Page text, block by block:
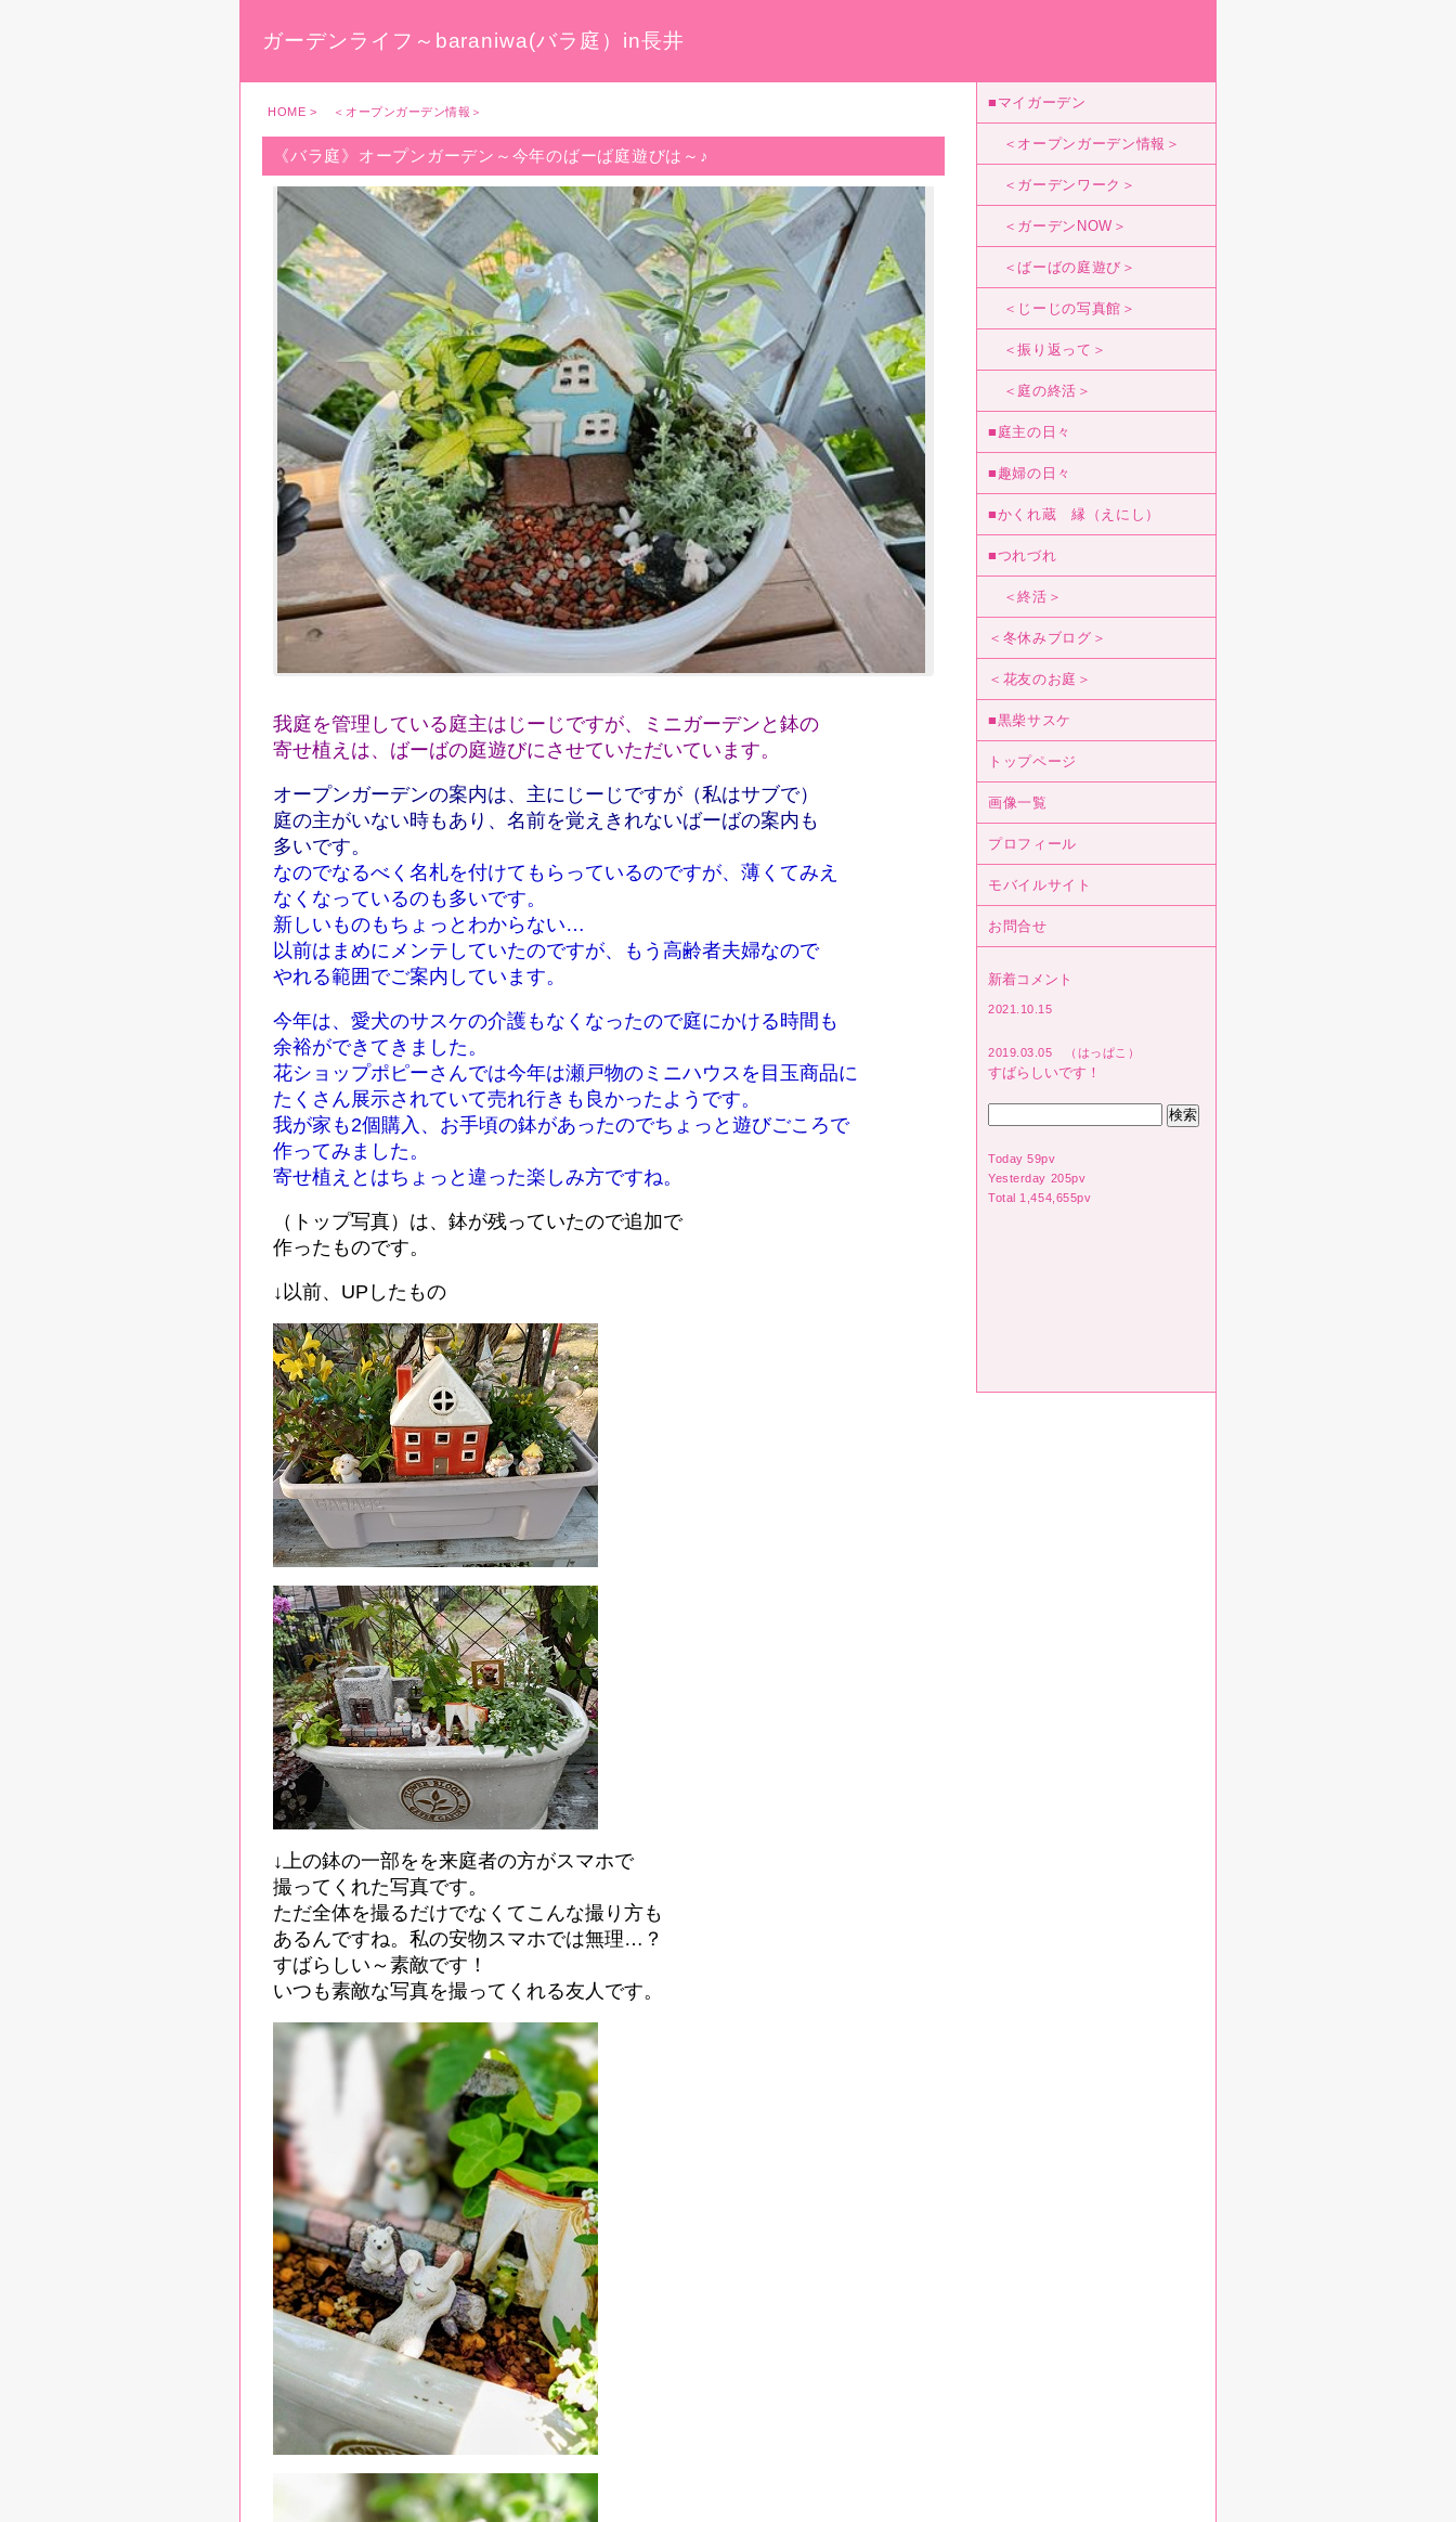
ガーデンライフ～baraniwa(バラ庭）in長井
HOME > ＜オープンガーデン情報＞
《バラ庭》オープンガーデン～今年のばーば庭遊びは～♪
我庭を管理している庭主はじーじですが、ミニガーデンと鉢の
寄せ植えは、 ばーばの庭遊びにさせていただいています。
オープンガーデンの案内は、主にじーじですが（私はサブで）
庭の主がいない時もあり、名前を覚えきれないばーばの案内も
多いです。
なのでなるべく名札を付けてもらっているのですが、薄くてみえ
なくなっているのも多いです。
新しいものもちょっとわからない…
以前はまめにメンテしていたのですが、もう高齢者夫婦なので
やれる範囲でご案内しています。
今年は、愛犬のサスケの介護もなくなったので庭にかける時間も
余裕ができてきました。
花ショップポピーさんでは今年は瀬戸物のミニハウスを目玉商品に
たくさん展示されていて売れ行きも良かったようです。
我が家も2個購入、お手頃の鉢があったのでちょっと遊びごころで
作ってみました。
寄せ植えとはちょっと違った楽しみ方ですね。
（トップ写真）は、鉢が残っていたので追加で
作ったものです。
↓以前、UPしたもの
↓上の鉢の一部をを来庭者の方がスマホで
撮ってくれた写真です。
ただ全体を撮るだけでなくてこんな撮り方も
あるんですね。私の安物スマホでは無理…？
すばらしい～素敵です！
いつも素敵な写真を撮ってくれる友人です。
■マイガーデン
＜オープンガーデン情報＞
＜ガーデンワーク＞
＜ガーデンNOW＞
＜ばーばの庭遊び＞
＜じーじの写真館＞
＜振り返って＞
＜庭の終活＞
■庭主の日々
■趣婦の日々
■かくれ蔵 縁（えにし）
■つれづれ
＜終活＞
＜冬休みブログ＞
＜花友のお庭＞
■黒柴サスケ
トップページ
画像一覧
プロフィール
モバイルサイト
お問合せ
新着コメント
2021.10.15
2019.03.05 （はっぱこ）
すばらしいです！
Today 59pv
Yesterday 205pv
Total 1,454,655pv